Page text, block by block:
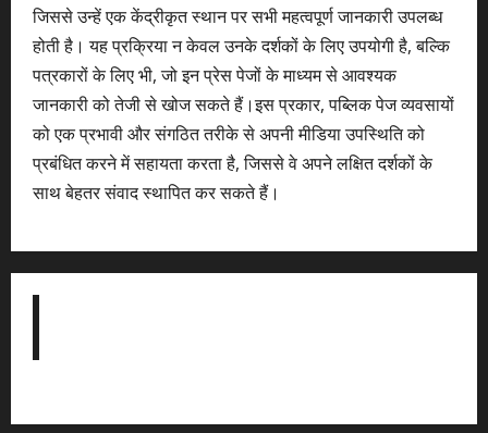
जिससे उन्हें एक केंद्रीकृत स्थान पर सभी महत्वपूर्ण जानकारी उपलब्ध
होती है। यह प्रक्रिया न केवल उनके दर्शकों के लिए उपयोगी है, बल्कि
पत्रकारों के लिए भी, जो इन प्रेस पेजों के माध्यम से आवश्यक
जानकारी को तेजी से खोज सकते हैं।इस प्रकार, पब्लिक पेज व्यवसायों
को एक प्रभावी और संगठित तरीके से अपनी मीडिया उपस्थिति को
प्रबंधित करने में सहायता करता है, जिससे वे अपने लक्षित दर्शकों के
साथ बेहतर संवाद स्थापित कर सकते हैं।